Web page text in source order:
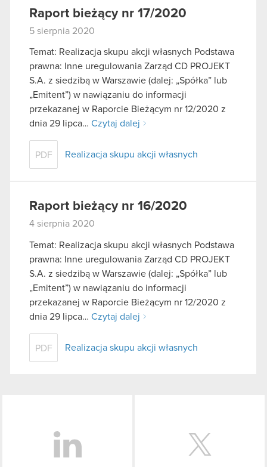
Raport bieżący nr 17/2020
5 sierpnia 2020
Temat: Realizacja skupu akcji własnych Podstawa
prawna: Inne uregulowania Zarząd CD PROJEKT
S.A. z siedzibą w Warszawie (dalej: „Spółka” lub
„Emitent”) w nawiązaniu do informacji
przekazanej w Raporcie Bieżącym nr 12/2020 z
dnia 29 lipca… Czytaj dalej
PDF Realizacja skupu akcji własnych
Raport bieżący nr 16/2020
4 sierpnia 2020
Temat: Realizacja skupu akcji własnych Podstawa
prawna: Inne uregulowania Zarząd CD PROJEKT
S.A. z siedzibą w Warszawie (dalej: „Spółka” lub
„Emitent”) w nawiązaniu do informacji
przekazanej w Raporcie Bieżącym nr 12/2020 z
dnia 29 lipca… Czytaj dalej
PDF Realizacja skupu akcji własnych